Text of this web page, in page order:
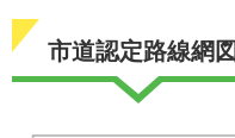
市道認定路線網